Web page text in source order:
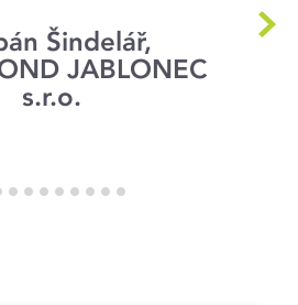
Šindelář,
JABLONEC
s.r.o.